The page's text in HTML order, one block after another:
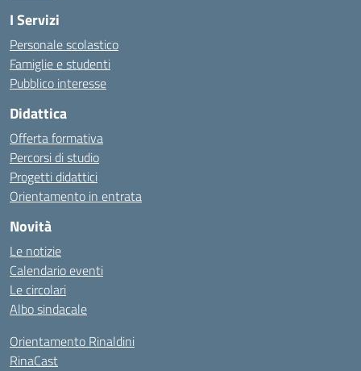
I Servizi
Personale scolastico
Famiglie e studenti
Pubblico interesse
Didattica
Offerta formativa
Percorsi di studio
Progetti didattici
Orientamento in entrata
Novità
Le notizie
Calendario eventi
Le circolari
Albo sindacale
Orientamento Rinaldini
RinaCast